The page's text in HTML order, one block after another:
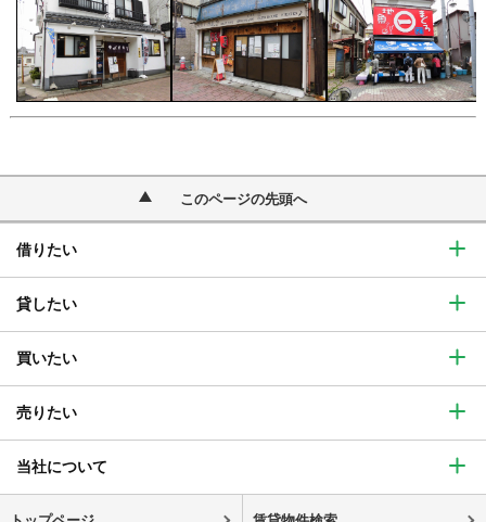
このページの先頭へ
借りたい
貸したい
買いたい
売りたい
当社について